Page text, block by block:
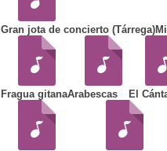
Gran jota de concierto (Tárrega)
Fragua gitanaArabescas El